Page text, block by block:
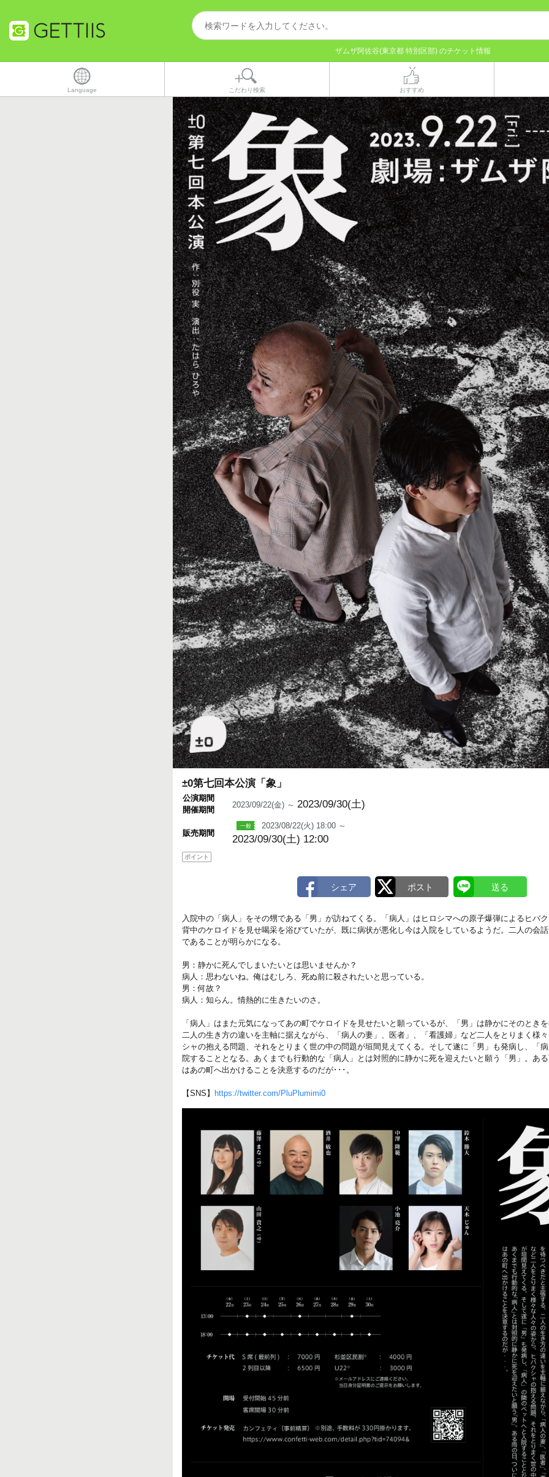
ザムザ阿佐谷(東京都 特別区部) のチケット情報
Language こだわり検索 おすすめ
±0第七回本公演「象」
公演期間
開催期間
2023/09/22(金) ～ 2023/09/30(土)
販売期間
2023/08/22(火) 18:00 ～
2023/09/30(土) 12:00
ポイント
入院中の「病人」をその甥である「男」が訪ねてくる。「病人」はヒロシマへの原子爆弾によるヒバ
背中のケロイドを見せ喝采を浴びていたが、既に病状が悪化し今は入院をしているようだ。二人の会
であることが明らかになる。
男：静かに死んでしまいたいとは思いませんか？
病人：思わないね。俺はむしろ、死ぬ前に殺されたいと思っている。
男：何故？
病人：知らん。情熱的に生きたいのさ。
「病人」はまた元気になってあの町でケロイドを見せたいと願っているが、「男」は静かにそのときを
二人の生き方の違いを主軸に据えながら、「病人の妻」、医者」、「看護婦」など二人をとりまく様
シャの抱える問題、それをとりまく世の中の問題が垣間見えてくる。そして遂に「男」も発病し、「
院することとなる。あくまでも行動的な「病人」とは対照的に静かに死を迎えたいと願う「男」。ある
はあの町へ出かけることを決意するのだが･･･。
【SNS】 https://twitter.com/PluPlumimi0